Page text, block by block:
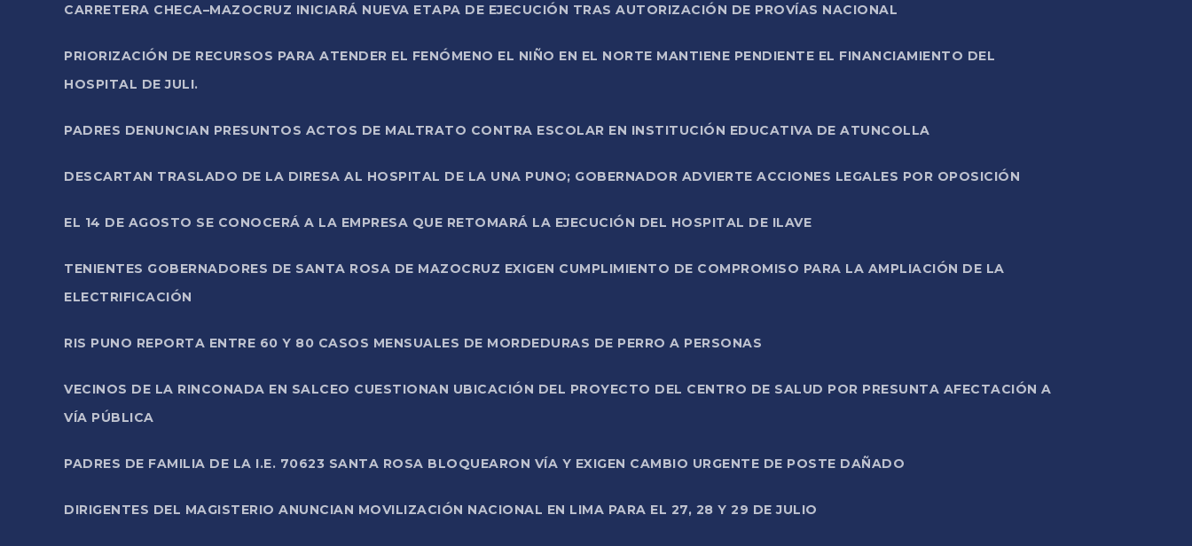
CARRETERA CHECA–MAZOCRUZ INICIARÁ NUEVA ETAPA DE EJECUCIÓN TRAS AUTORIZACIÓN DE PROVÍAS NACIONAL
PRIORIZACIÓN DE RECURSOS PARA ATENDER EL FENÓMENO EL NIÑO EN EL NORTE MANTIENE PENDIENTE EL FINANCIAMIENTO DEL
HOSPITAL DE JULI.
PADRES DENUNCIAN PRESUNTOS ACTOS DE MALTRATO CONTRA ESCOLAR EN INSTITUCIÓN EDUCATIVA DE ATUNCOLLA
DESCARTAN TRASLADO DE LA DIRESA AL HOSPITAL DE LA UNA PUNO; GOBERNADOR ADVIERTE ACCIONES LEGALES POR OPOSICIÓN
EL 14 DE AGOSTO SE CONOCERÁ A LA EMPRESA QUE RETOMARÁ LA EJECUCIÓN DEL HOSPITAL DE ILAVE
TENIENTES GOBERNADORES DE SANTA ROSA DE MAZOCRUZ EXIGEN CUMPLIMIENTO DE COMPROMISO PARA LA AMPLIACIÓN DE LA
ELECTRIFICACIÓN
RIS PUNO REPORTA ENTRE 60 Y 80 CASOS MENSUALES DE MORDEDURAS DE PERRO A PERSONAS
VECINOS DE LA RINCONADA EN SALCEO CUESTIONAN UBICACIÓN DEL PROYECTO DEL CENTRO DE SALUD POR PRESUNTA AFECTACIÓN A
VÍA PÚBLICA
PADRES DE FAMILIA DE LA I.E. 70623 SANTA ROSA BLOQUEARON VÍA Y EXIGEN CAMBIO URGENTE DE POSTE DAÑADO
DIRIGENTES DEL MAGISTERIO ANUNCIAN MOVILIZACIÓN NACIONAL EN LIMA PARA EL 27, 28 Y 29 DE JULIO